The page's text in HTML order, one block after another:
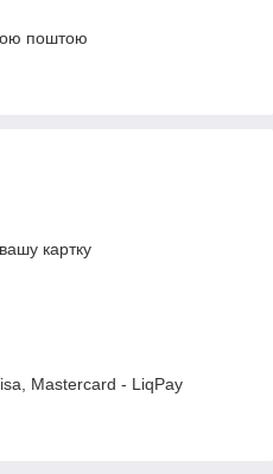
поштою
картку
Mastercard - LiqPay